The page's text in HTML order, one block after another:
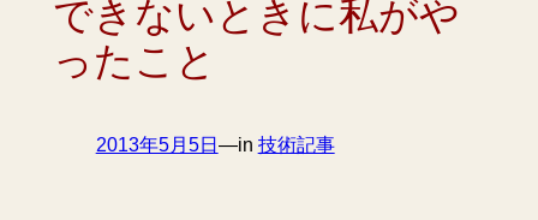
できないときに私がや
ったこと
2013年5月5日 —in 技術記事